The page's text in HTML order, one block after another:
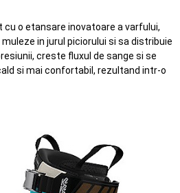
o etansare inovatoare a varfului,
in jurul piciorului si sa distribuie
creste fluxul de sange si se
si mai confortabil, rezultand intr-o